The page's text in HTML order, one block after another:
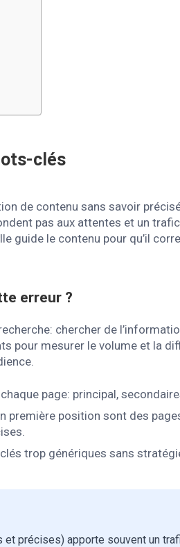
clés
de contenu sans savoir
pas aux attentes et un
guide le contenu pour qu’il
erreur ?
chercher de
pour mesurer le volume et la
page: principal,
première position sont des
trop génériques sans
précises) apporte souvent un